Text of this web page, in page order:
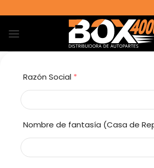
al
contenido
Razón Social *
Nombre de fantasía (Casa de